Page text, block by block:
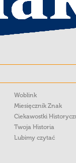
Woblink
Miesięcznik Znak
Ciekawostki
Twoja Historia
Lubimy czytać